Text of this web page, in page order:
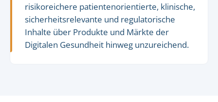
risikoreichere patientenorientierte, klinische,
sicherheitsrelevante und regulatorische
Inhalte über Produkte und Märkte der
Digitalen Gesundheit hinweg unzureichend.